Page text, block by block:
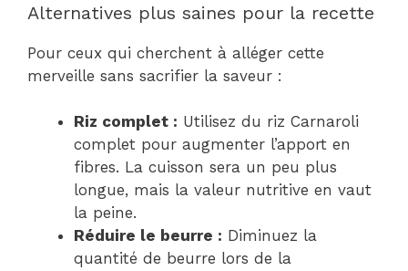
Alternatives plus saines pour la recette
Pour ceux qui cherchent à alléger cette
merveille sans sacrifier la saveur :
Riz complet : Utilisez du riz Carnaroli
complet pour augmenter l’apport en
fibres. La cuisson sera un peu plus
longue, mais la valeur nutritive en vaut
la peine.
Réduire le beurre : Diminuez la
quantité de beurre lors de la